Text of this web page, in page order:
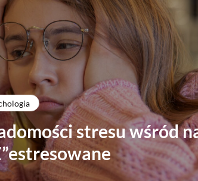
stresu wśród